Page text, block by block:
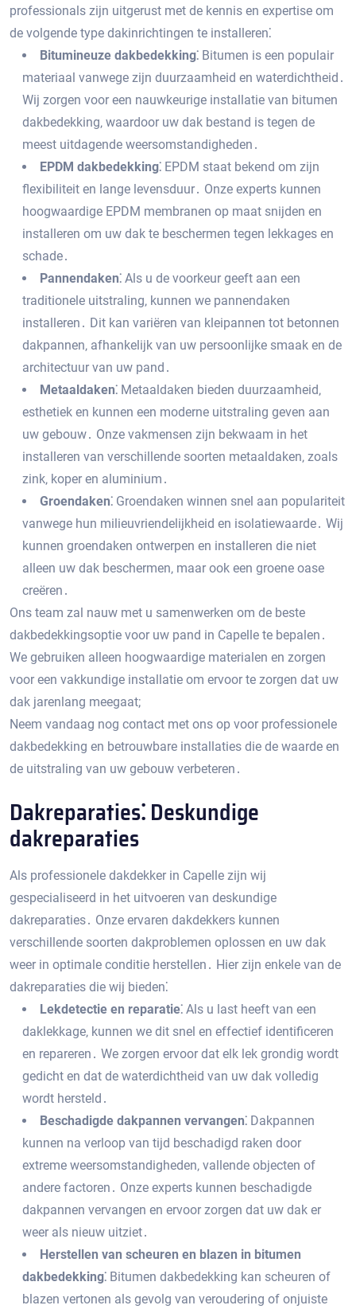
professionals zijn uitgerust met de kennis en expertise om
de volgende type dakinrichtingen te installeren⁚
Bitumineuze dakbedekking⁚ Bitumen is een populair
materiaal vanwege zijn duurzaamheid en waterdichtheid․
Wij zorgen voor een nauwkeurige installatie van bitumen
dakbedekking‚ waardoor uw dak bestand is tegen de
meest uitdagende weersomstandigheden․
EPDM dakbedekking⁚ EPDM staat bekend om zijn
flexibiliteit en lange levensduur․ Onze experts kunnen
hoogwaardige EPDM membranen op maat snijden en
installeren om uw dak te beschermen tegen lekkages en
schade․
Pannendaken⁚ Als u de voorkeur geeft aan een
traditionele uitstraling‚ kunnen we pannendaken
installeren․ Dit kan variëren van kleipannen tot betonnen
dakpannen‚ afhankelijk van uw persoonlijke smaak en de
architectuur van uw pand․
Metaaldaken⁚ Metaaldaken bieden duurzaamheid‚
esthetiek en kunnen een moderne uitstraling geven aan
uw gebouw․ Onze vakmensen zijn bekwaam in het
installeren van verschillende soorten metaaldaken‚ zoals
zink‚ koper en aluminium․
Groendaken⁚ Groendaken winnen snel aan populariteit
vanwege hun milieuvriendelijkheid en isolatiewaarde․ Wij
kunnen groendaken ontwerpen en installeren die niet
alleen uw dak beschermen‚ maar ook een groene oase
creëren․
Ons team zal nauw met u samenwerken om de beste
dakbedekkingsoptie voor uw pand in Capelle te bepalen․
We gebruiken alleen hoogwaardige materialen en zorgen
voor een vakkundige installatie om ervoor te zorgen dat uw
dak jarenlang meegaat;
Neem vandaag nog contact met ons op voor professionele
dakbedekking en betrouwbare installaties die de waarde en
de uitstraling van uw gebouw verbeteren․
Dakreparaties⁚ Deskundige
dakreparaties
Als professionele dakdekker in Capelle zijn wij
gespecialiseerd in het uitvoeren van deskundige
dakreparaties․ Onze ervaren dakdekkers kunnen
verschillende soorten dakproblemen oplossen en uw dak
weer in optimale conditie herstellen․ Hier zijn enkele van de
dakreparaties die wij bieden⁚
Lekdetectie en reparatie⁚ Als u last heeft van een
daklekkage‚ kunnen we dit snel en effectief identificeren
en repareren․ We zorgen ervoor dat elk lek grondig wordt
gedicht en dat de waterdichtheid van uw dak volledig
wordt hersteld․
Beschadigde dakpannen vervangen⁚ Dakpannen
kunnen na verloop van tijd beschadigd raken door
extreme weersomstandigheden‚ vallende objecten of
andere factoren․ Onze experts kunnen beschadigde
dakpannen vervangen en ervoor zorgen dat uw dak er
weer als nieuw uitziet․
Herstellen van scheuren en blazen in bitumen
dakbedekking⁚ Bitumen dakbedekking kan scheuren of
blazen vertonen als gevolg van veroudering of onjuiste